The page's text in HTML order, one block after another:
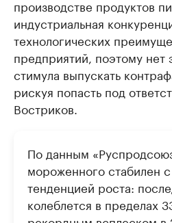
производстве продуктов
индустриальная
технологических
предприятий, поэтому нет
стимула выпускать
рискуя попасть под
Востриков.
По данным
мороженного стабилен
тенденцией роста:
колеблется в пределах